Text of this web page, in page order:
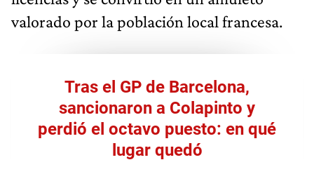
valorado por la población local francesa.
Tras el GP de Barcelona,
sancionaron a Colapinto y
perdió el octavo puesto: en qué
lugar quedó